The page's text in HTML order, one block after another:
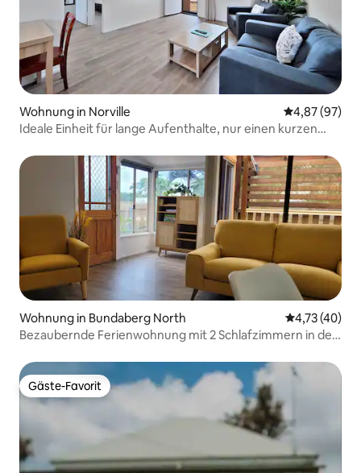
Wohnung in Norville
4,87 (97)
Ideale Einheit für lange Aufenthalte, nur einen kurzen
Wohnung in Bundaberg North
4,73 (40)
Bezaubernde Ferienwohnung mit 2 Schlafzimmern in der
Gäste-Favorit
Gäste-Favorit